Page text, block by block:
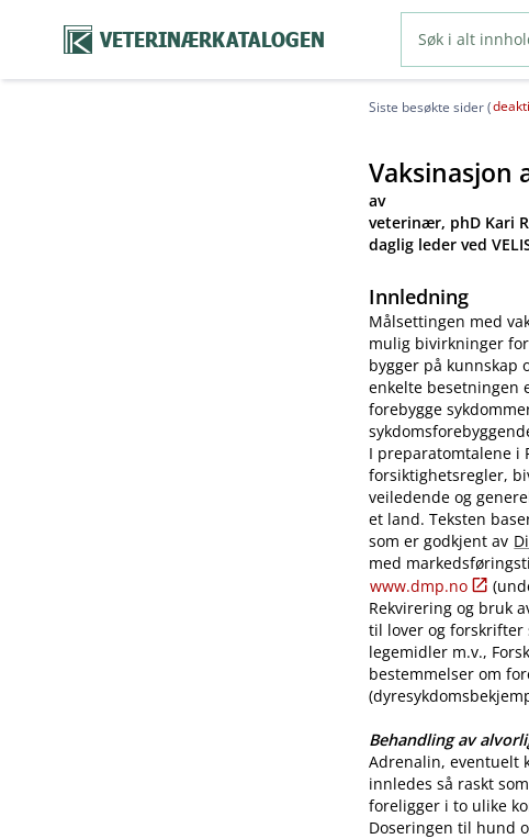
VETERINÆRKATALOGEN
Siste besøkte sider (
Vaksinasjon
av
veterinær, phD Kari
daglig leder ved
Innledning
Målsettingen med
mulig bivirkninger
bygger på kunnskap
enkelte besetningen
forebygge
I preparatomtalene i
forsiktighetsregler,
veiledende og
et land. Teksten
som er godkjent av
med
www.dmp.no
Rekvirering og bruk
til lover og forskrifter
legemidler m.v.,
bestemmelser om
Behandling av
Adrenalin, eventuelt
innledes så raskt
foreligger i to ulike
Doseringen til hund